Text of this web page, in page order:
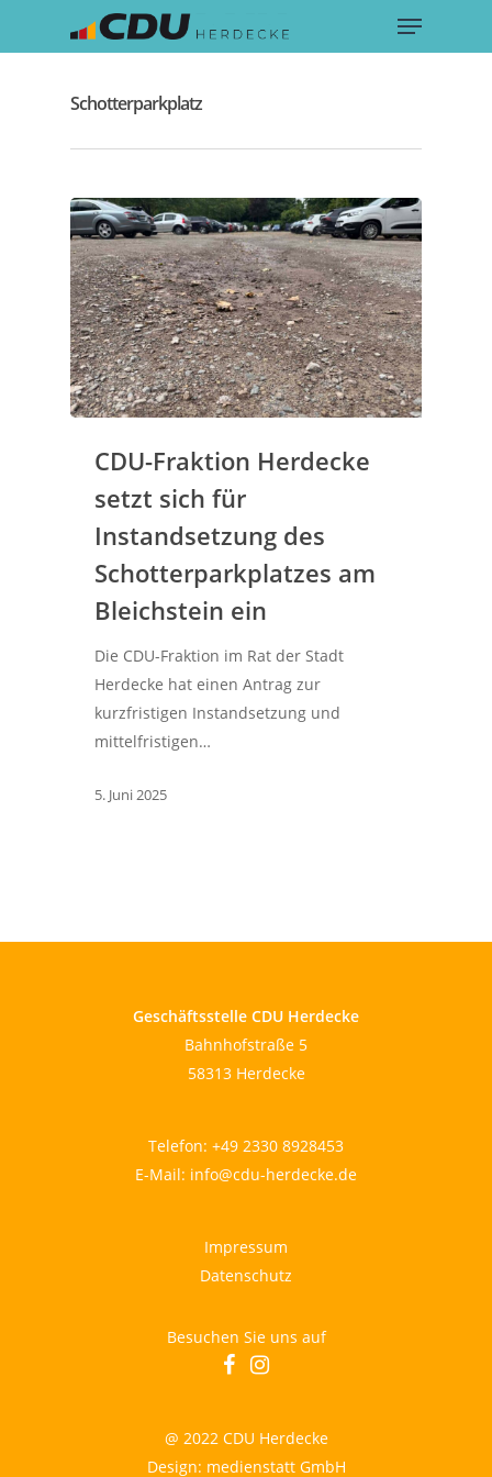
Menu
Schotterparkplatz
CDU-Fraktion Herdecke
setzt sich für
Instandsetzung des
Schotterparkplatzes am
Bleichstein ein
Die CDU-Fraktion im Rat der Stadt
Herdecke hat einen Antrag zur
kurzfristigen Instandsetzung und
mittelfristigen…
5. Juni 2025
Geschäftsstelle CDU Herdecke
Bahnhofstraße 5
58313 Herdecke
Telefon: +49 2330 8928453
E-Mail: info@cdu-herdecke.de
Impressum
Datenschutz
Besuchen Sie uns auf
facebookinstagram
@ 2022 CDU Herdecke
Design: medienstatt GmbH